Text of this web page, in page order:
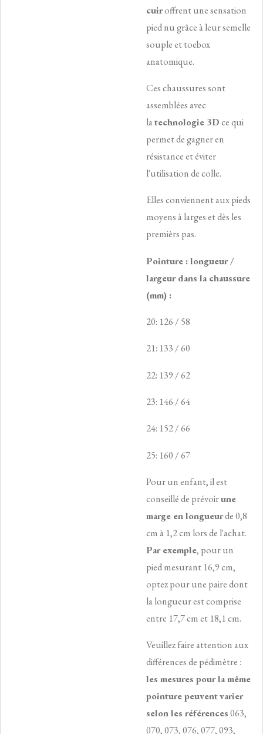
cuiroffrent une sensation
pied nu grâce à leur semelle
souple et toebox
anatomique.
Ces chaussures sont
assemblées avec
latechnologie 3Dce qui
permet de gagner en
résistance et éviter
l'utilisation de colle.
Elles conviennent aux pieds
moyens à larges et dès les
premièrs pas.
Pointure : longueur /
largeur dans la chaussure
(mm) :
20: 126 / 58
21: 133 / 60
22: 139 / 62
23: 146 / 64
24: 152 / 66
25: 160 / 67
Pour un enfant, il est
conseillé de prévoirune
marge en longueurde 0,8
cm à 1,2 cm lors de l'achat.
Par exemple, pour un
pied mesurant 16,9 cm,
optez pour une paire dont
la longueur est comprise
entre 17,7 cm et 18,1 cm.
Veuillez faire attention aux
différences de pédimètre :
les mesures pour la même
pointure peuventvarier
selon les références063,
070, 073, 076, 077, 093,